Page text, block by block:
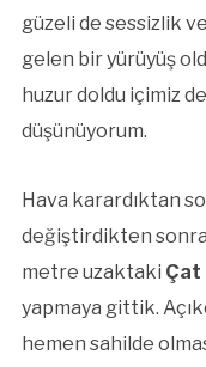
güzeli de sessizlik
gelen bir yürüyüş
huzur doldu içimiz
düşünüyorum.
Hava karardıktan
değiştirdikten
metre uzaktaki Çat
yapmaya gittik.
hemen sahilde